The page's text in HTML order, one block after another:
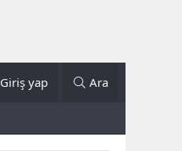
Giriş yap Ara